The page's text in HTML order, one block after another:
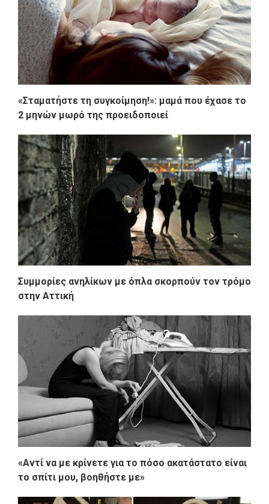
«Σταματήστε τη συγκοίμηση!»: μαμά που έχασε το
2 μηνών μωρό της προειδοποιεί
Συμμορίες ανηλίκων με όπλα σκορπούν τον τρόμο
στην Αττική
«Aντί να με κρίνετε για το πόσο ακατάστατο είναι
το σπίτι μου, βοηθήστε με»